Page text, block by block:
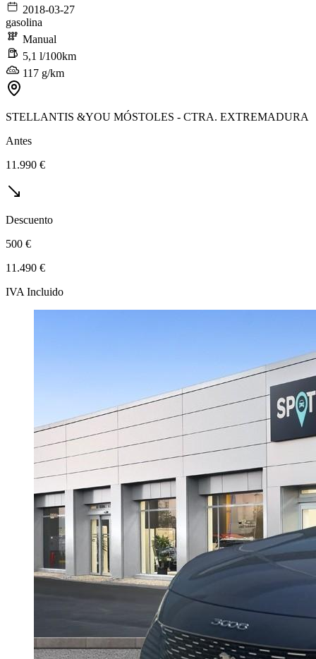
2018-03-27
gasolina
Manual
5,1 l/100km
117 g/km
STELLANTIS &YOU MÓSTOLES - CTRA. EXTREMADURA
Antes
11.990 €
Descuento
500 €
11.490 €
IVA Incluido